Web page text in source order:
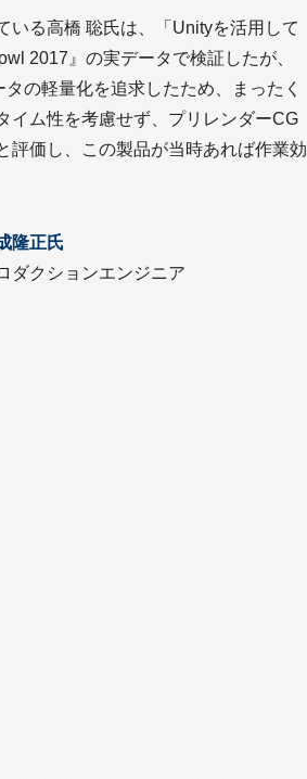
いる高橋 聡氏は、「Unityを活用して
2017』の実データで検証したが、
の軽量化を追求したため、まったく
イム性を考慮せず、プリレンダーCG
評価し、この製品が当時あれば作業効
隆正氏
ダクションエンジニア